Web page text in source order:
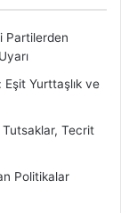
Partilerden
Yurttaşlık ve
Tutsaklar, Tecrit
Politikalar